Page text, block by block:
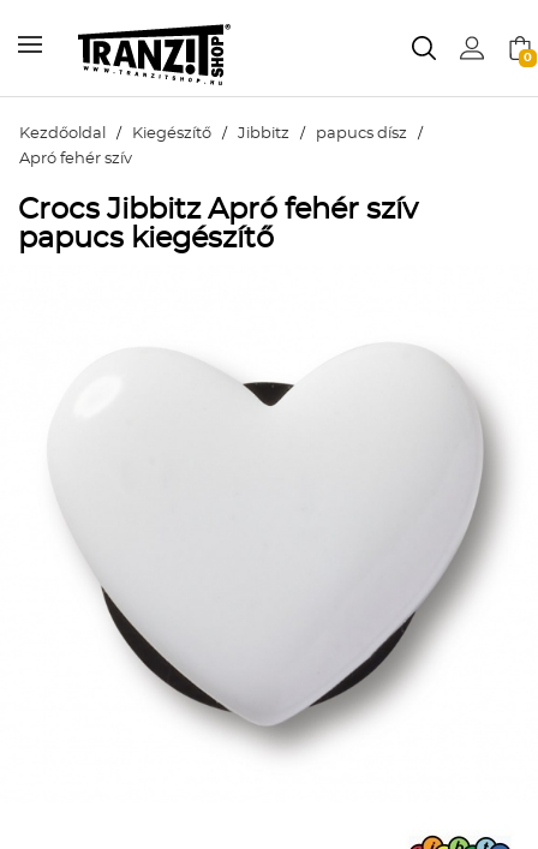
0
Kezdőoldal / Kiegészítő / Jibbitz / papucs dísz /
Apró fehér szív
Crocs Jibbitz Apró fehér szív
papucs kiegészítő